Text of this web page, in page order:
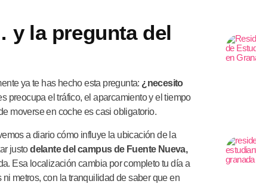
y la pregunta del
ya te has hecho esta pregunta: ¿necesito
preocupa el tráfico, el aparcamiento y el tiempo
moverse en coche es casi obligatorio.
a diario cómo influye la ubicación de la
justodelante del campus de Fuente Nueva,
Esa localización cambia por completo tu día a
metros, con la tranquilidad de saber que en